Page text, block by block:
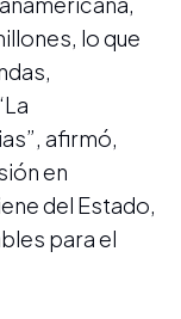
lo que
afirmó,
en
del Estado,
para el